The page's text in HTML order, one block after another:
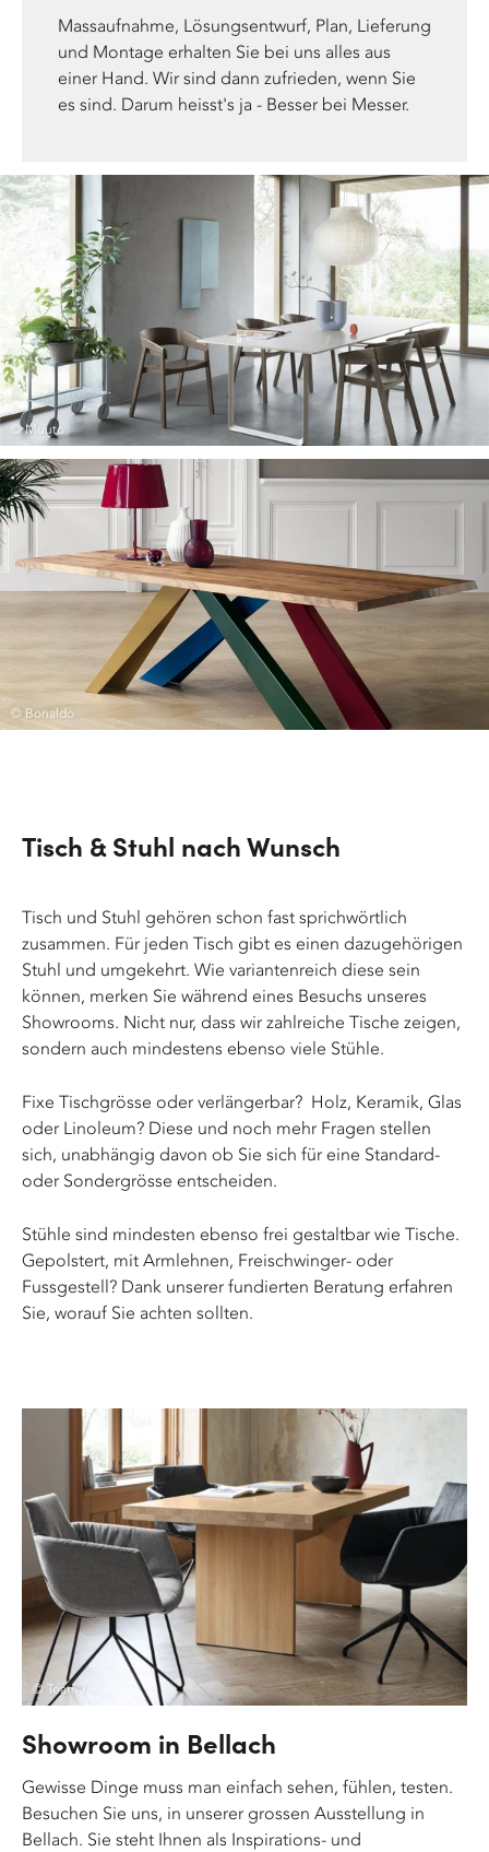
Massaufnahme, Lösungsentwurf, Plan, Lieferung
und Montage erhalten Sie bei uns alles aus
einer Hand. Wir sind dann zufrieden, wenn Sie
es sind. Darum heisst's ja - Besser bei Messer.
© Muuto
© Bonaldo
Tisch & Stuhl nach Wunsch
Tisch und Stuhl gehören schon fast sprichwörtlich
zusammen. Für jeden Tisch gibt es einen dazugehörigen
Stuhl und umgekehrt. Wie variantenreich diese sein
können, merken Sie während eines Besuchs unseres
Showrooms. Nicht nur, dass wir zahlreiche Tische zeigen,
sondern auch mindestens ebenso viele Stühle.
Fixe Tischgrösse oder verlängerbar? Holz, Keramik, Glas
oder Linoleum? Diese und noch mehr Fragen stellen
sich, unabhängig davon ob Sie sich für eine Standard-
oder Sondergrösse entscheiden.
Stühle sind mindesten ebenso frei gestaltbar wie Tische.
Gepolstert, mit Armlehnen, Freischwinger- oder
Fussgestell? Dank unserer fundierten Beratung erfahren
Sie, worauf Sie achten sollten.
© Team 7
Showroom in Bellach
Gewisse Dinge muss man einfach sehen, fühlen, testen.
Besuchen Sie uns, in unserer grossen Ausstellung in
Bellach. Sie steht Ihnen als Inspirations- und